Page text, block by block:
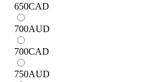
650CAD
700AUD
700CAD
750AUD